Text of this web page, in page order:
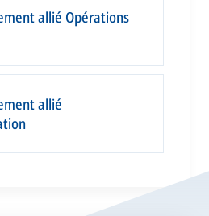
allié Opérations
allié